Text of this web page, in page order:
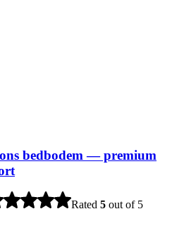
bedbodem — premium
Rated 5 out of 5